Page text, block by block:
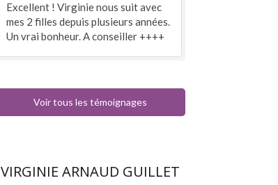
Excellent ! Virginie nous suit avec
mes 2 filles depuis plusieurs années.
Un vrai bonheur. A conseiller ++++
Voir tous les témoignages
VIRGINIE ARNAUD GUILLET